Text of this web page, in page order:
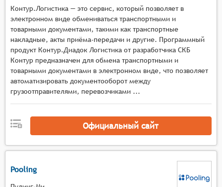
управление заказами на перевозку, включая их
регистрацию, маршрутизацию и назначение
исполнителей,
отслеживание перемещения грузов в режиме
реального времени с использованием
геолокационных сервисов и датчиков,
оптимизация маршрутов с учётом различных
факторов (пробки, состояние дорог, погодные
грузоперевозками, включая электронные
накладные и другие транспортные документы.
Контур.Логистика — это сервис, который позволяет в
электронном виде обмениваться транспортными и
товарными документами, такими как транспортные
накладные, акты приёма-передачи и другие. Программный
продукт Контур.Диадок Логистика от разработчика СКБ
Контур предназначен для обмена транспортными и
товарными документами в электронном виде, что позволяет
автоматизировать документооборот между
грузоотправителями, перевозчиками ...
Официальный сайт
Pooling